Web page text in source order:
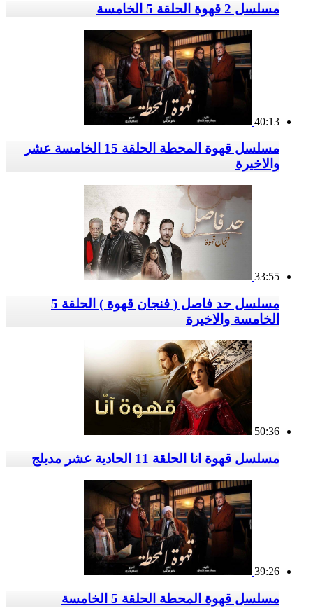
مسلسل 2 قهوة الحلقة 5 الخامسة
40:13
مسلسل قهوة المحطة الحلقة 15 الخامسة عشر
والاخيرة
33:55
مسلسل حد فاصل ( فنجان قهوة ) الحلقة 5
الخامسة والاخيرة
50:36
مسلسل قهوة انا الحلقة 11 الحادية عشر مدبلج
39:26
مسلسل قهوة المحطة الحلقة 5 الخامسة